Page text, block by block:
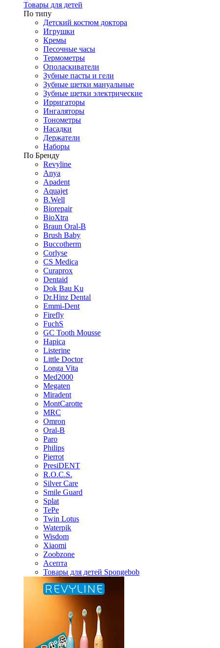
Товары для детей
По типу
Детский костюм доктора
Игрушки
Кремы
Песочные часы
Термометры
Ополаскиватели
Зубные пасты и гели
Зубные щетки мануальные
Зубные щетки электрические
Ирригаторы
Ингаляторы
Тонометры
Насадки
Держатели
Наборы
По Бренду
Revyline
Anya
Apadent
Aquajet
B.Well
Biorepair
BioXtra
Braun Oral-B
Brush Baby
Buccotherm
Corlyse
CS Medica
Curaprox
Dentaid
Dok Bau Ku
Dr.Hinz Dental
Emmi-Dent
Firefly
FuchS
GC Tooth Mousse
Hapica
Listerine
Little Doctor
Longa Vita
Med2000
Megaten
Miradent
MontCarotte
MRC
Omron
Oral-B
Paro
Philips
Pierrot
PresiDENT
R.O.C.S.
Silver Care
Smile Guard
Splat
TePe
Twin Lotus
Waterpik
Wisdom
Xiaomi
Zoobzone
Асепта
Товары для детей Spongebob